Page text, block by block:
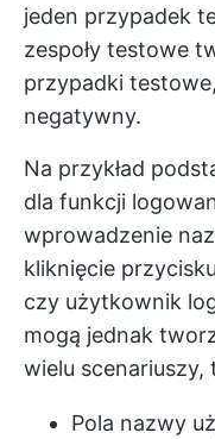
jeden przypadek
zespoły testowe
przypadki
negatywny.
Na przykład
dla funkcji
wprowadzenie
kliknięcie
czy użytkownik
mogą jednak
wielu scenariuszy,
Pola nazwy